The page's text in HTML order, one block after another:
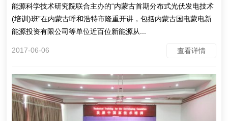
能源科学技术研究院联合主办的“内蒙古首期分布式光伏发电技术
(培训)班”在内蒙古呼和浩特市隆重开讲，包括内蒙古国电蒙电新
能源投资有限公司等单位近百位新能源从...
2017-06-06 查看详情